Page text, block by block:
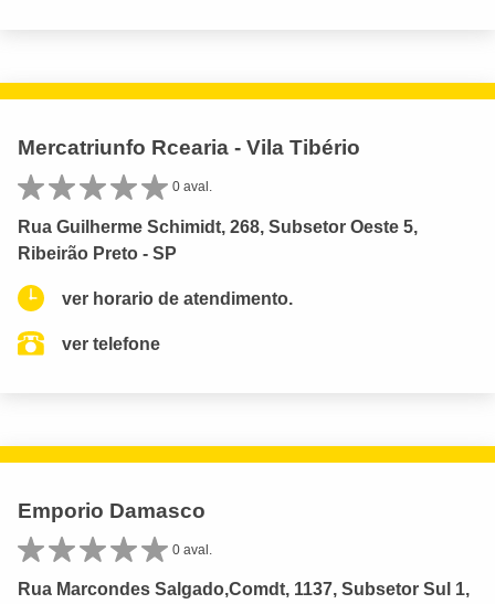
Mercatriunfo Rcearia - Vila Tibério
0 aval.
Rua Guilherme Schimidt, 268, Subsetor Oeste 5,
Ribeirão Preto - SP
ver horario de atendimento.
ver telefone
Emporio Damasco
0 aval.
Rua Marcondes Salgado,Comdt, 1137, Subsetor Sul 1,